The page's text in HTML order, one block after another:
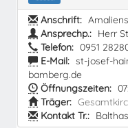
Anschrift:
Ansprechp.: Herr
Telefon: 0951
E-Mail: st-josef-
bamberg.de
Öffnungszeiten:
Träger:
Kontakt Tr.: